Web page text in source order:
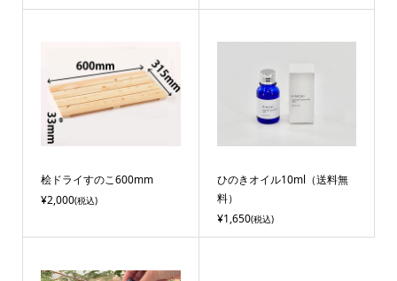
桧ドライすのこ600mm
¥2,000(税込)
ひのきオイル10ml（送料無
料）
¥1,650(税込)